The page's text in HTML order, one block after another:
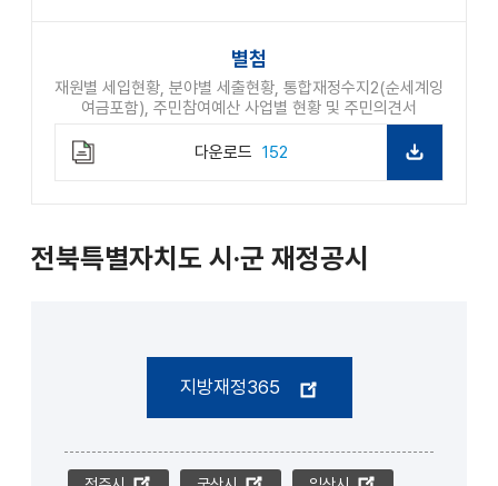
별첨
재원별 세입현황, 분야별 세출현황, 통합재정수지2(순세계잉
여금포함), 주민참여예산 사업별 현황 및 주민의견서
다운로드 152
전북특별자치도 시·군 재정공시
지방재정365